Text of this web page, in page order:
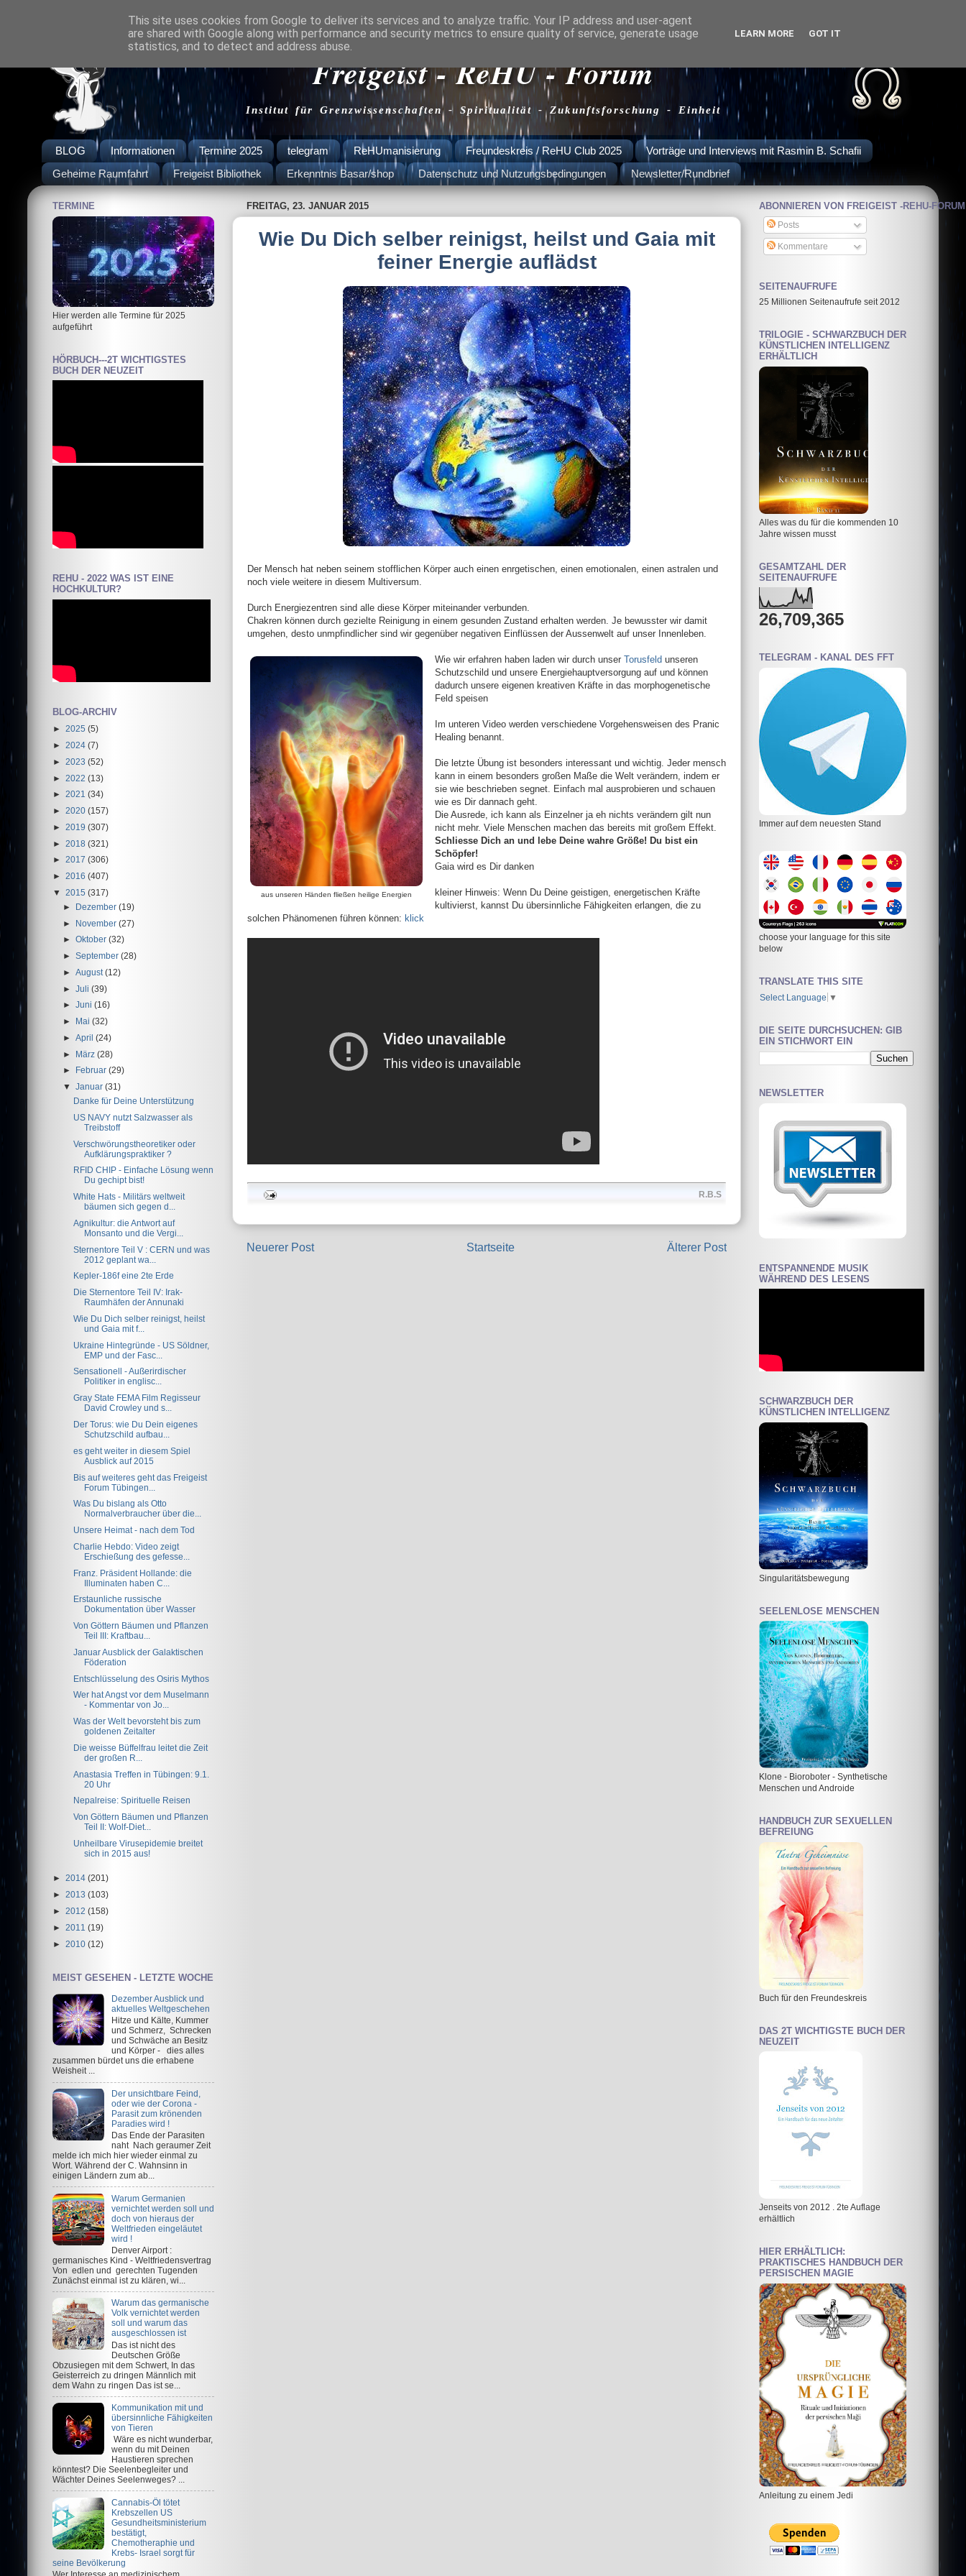
Freigeist - ReHU - Forum
Institut für Grenzwissenschaften - Spiritualität - Zukunftsforschung - Einheit
BLOG Informationen Termine 2025 telegram ReHUmanisierung Freundeskreis / ReHU Club 2025
Vorträge und Interviews mit Rasmin B. Schafii
Geheime Raumfahrt
Freigeist Bibliothek Erkenntnis Basar/shop Datenschutz und Nutzungsbedingungen Newsletter/Rundbrief
FREITAG, 23. JANUAR 2015
Wie Du Dich selber reinigst, heilst und Gaia mit
feiner Energie auflädst
Der Mensch hat neben seinem stofflichen Körper auch einen enrgetischen, einen emotionalen, einen astralen und
noch viele weitere in diesem Multiversum.
Durch Energiezentren sind alle diese Körper miteinander verbunden.
Chakren können durch gezielte Reinigung in einem gesunden Zustand erhalten werden. Je bewusster wir damit
umgehen, desto unmpfindlicher sind wir gegenüber negativen Einflüssen der Aussenwelt auf unser Innenleben.
aus unseren Händen fließen heilige Energien
Wie wir erfahren haben laden wir durch unser Torusfeld unseren
Schutzschild und unsere Energiehauptversorgung auf und können
dadurch unsere eigenen kreativen Kräfte in das morphogenetische
Feld speisen
Im unteren Video werden verschiedene Vorgehensweisen des Pranic
Healing benannt.
Die letzte Übung ist besonders interessant und wichtig. Jeder mensch
kann in einem besonders großen Maße die Welt verändern, indem er
sie wie beschrieben segnet. Einfach mal ausprobieren und schauen
wie es Dir dannach geht.
Die Ausrede, ich kann als Einzelner ja eh nichts verändern gilt nun
nicht mehr. Viele Menschen machen das bereits mit großem Effekt.
Schliesse Dich an und lebe Deine wahre Größe! Du bist ein
Schöpfer!
Gaia wird es Dir danken
kleiner Hinweis: Wenn Du Deine geistigen, energetischen Kräfte
kultivierst, kannst Du übersinnliche Fähigkeiten erlangen, die zu
solchen Phänomenen führen können: klick
R.B.S
Neuerer Post Älterer Post
Startseite
TERMINE
Hier werden alle Termine für 2025
aufgeführt
HÖRBUCH---2T WICHTIGSTES
BUCH DER NEUZEIT
REHU - 2022 WAS IST EINE
HOCHKULTUR?
BLOG-ARCHIV
► 2025 (5)
► 2024 (7)
► 2023 (52)
► 2022 (13)
► 2021 (34)
► 2020 (157)
► 2019 (307)
► 2018 (321)
► 2017 (306)
► 2016 (407)
▼ 2015 (317)
► Dezember(19)
► November(27)
►Oktober(32)
►September(28)
►August(12)
►
Juli(39)
►Juni(16)
►
Mai(32)
►April(24)
► März(28)
►
Februar(29)
▼Januar(31)
Danke für Deine Unterstützung
US NAVY nutzt Salzwasser als
Treibstoff
Verschwörungstheoretiker oder
Aufklärungspraktiker ?
RFID CHIP - Einfache Lösung wenn
Du gechipt bist!
White Hats - Militärs weltweit
bäumen sich gegen d...
Agnikultur: die Antwort auf
Monsanto und die Vergi...
Sternentore Teil V : CERN und was
2012 geplant wa...
Kepler-186f eine 2te Erde
Die Sternentore Teil IV: Irak-
Raumhäfen der Annunaki
Wie Du Dich selber reinigst, heilst
und Gaia mit f...
Ukraine Hintegründe - US Söldner,
EMP und der Fasc...
Sensationell - Außerirdischer
Politiker in englisc...
Gray State FEMA Film Regisseur
David Crowley und s...
Der Torus: wie Du Dein eigenes
Schutzschild aufbau...
es geht weiter in diesem Spiel
Ausblick auf 2015
Bis auf weiteres geht das Freigeist
Forum Tübingen...
Was Du bislang als Otto
Normalverbraucher über die...
Unsere Heimat - nach dem Tod
Charlie Hebdo: Video zeigt
Erschießung des gefesse...
Franz. Präsident Hollande: die
Illuminaten haben C...
Erstaunliche russische
Dokumentation über Wasser
Von Göttern Bäumen und Pflanzen
Teil III: Kraftbau...
Januar Ausblick der Galaktischen
Föderation
Entschlüsselung des Osiris Mythos
Wer hat Angst vor dem Muselmann
- Kommentar von Jo...
Was der Welt bevorsteht bis zum
goldenen Zeitalter
Die weisse Büffelfrau leitet die Zeit
der großen R...
Anastasia Treffen in Tübingen: 9.1.
20 Uhr
Nepalreise: Spirituelle Reisen
Von Göttern Bäumen und Pflanzen
Teil II: Wolf-Diet...
Unheilbare Virusepidemie breitet
sich in 2015 aus!
► 2014 (201)
► 2013 (103)
► 2012 (158)
► 2011 (19)
► 2010 (12)
MEIST GESEHEN - LETZTE WOCHE
Dezember Ausblick und
aktuelles Weltgeschehen
Hitze und Kälte, Kummer
und Schmerz, Schrecken
und Schwäche an Besitz
und Körper - dies alles
zusammen bürdet uns die erhabene
Weisheit ...
Der unsichtbare Feind,
oder wie der Corona -
Parasit zum krönenden
Paradies wird !
Das Ende der Parasiten
naht Nach geraumer Zeit
melde ich mich hier wieder einmal zu
Wort. Während der C. Wahnsinn in
einigen Ländern zum ab...
Warum Germanien
vernichtet werden soll und
doch von hieraus der
Weltfrieden eingeläutet
wird !
Denver Airport :
germanisches Kind - Weltfriedensvertrag
Von edlen und gerechten Tugenden
Zunächst einmal ist zu klären, wi...
Warum das germanische
Volk vernichtet werden
soll und warum das
ausgeschlossen ist
Das ist nicht des
Deutschen Größe
Obzusiegen mit dem Schwert, In das
Geisterreich zu dringen Männlich mit
dem Wahn zu ringen Das ist se...
Kommunikation mit und
übersinnliche Fähigkeiten
von Tieren
Wäre es nicht wunderbar,
wenn du mit Deinen
Haustieren sprechen
könntest? Die Seelenbegleiter und
Wächter Deines Seelenweges? ...
Cannabis-Öl tötet
Krebszellen US
Gesundheitsministerium
bestätigt,
Chemotheraphie und
Krebs- Israel sorgt für
seine Bevölkerung
ABONNIEREN VON FREIGEIST -REHU-FORUM
Posts
Kommentare
SEITENAUFRUFE
25 Millionen Seitenaufrufe seit 2012
TRILOGIE - SCHWARZBUCH DER
KÜNSTLICHEN INTELLIGENZ
ERHÄLTLICH
Alles was du für die kommenden 10
Jahre wissen musst
GESAMTZAHL DER
SEITENAUFRUFE
26,709,365
TELEGRAM - KANAL DES FFT
Immer auf dem neuesten Stand
choose your language for this site
below
TRANSLATE THIS SITE
Select Language ▼
DIE SEITE DURCHSUCHEN: GIB
EIN STICHWORT EIN
NEWSLETTER
ENTSPANNENDE MUSIK
WÄHREND DES LESENS
SCHWARZBUCH DER
KÜNSTLICHEN INTELLIGENZ
Singularitätsbewegung
SEELENLOSE MENSCHEN
Klone - Bioroboter - Synthetische
Menschen und Androide
HANDBUCH ZUR SEXUELLEN
BEFREIUNG
Buch für den Freundeskreis
DAS 2T WICHTIGSTE BUCH DER
NEUZEIT
Jenseits von 2012 . 2te Auflage
erhältlich
HIER ERHÄLTLICH:
PRAKTISCHES HANDBUCH DER
PERSISCHEN MAGIE
Anleitung zu einem Jedi
This site uses cookies from Google to deliver its services and to analyze traffic. Your IP address and user-agent
are shared with Google along with performance and security metrics to ensure quality of service, generate usage
statistics, and to detect and address abuse.
LEARN MORE GOT IT